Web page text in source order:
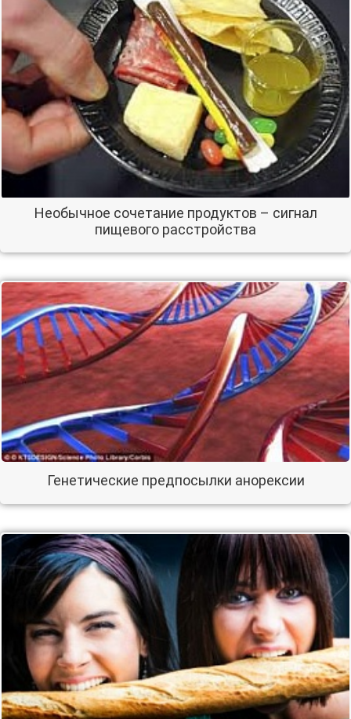
Необычное сочетание продуктов – сигнал
пищевого расстройства
Генетические предпосылки анорексии